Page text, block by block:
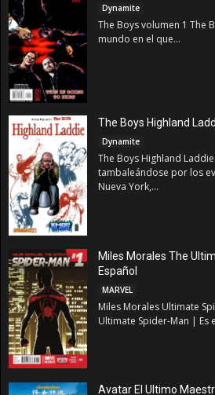
Dynamite
The Boys volumen 1 The
mundo en el que...
The Boys Highland
Dynamite
The Boys Highland
tambaleándose por los
Nueva York,...
Miles Morales The
Español
MARVEL
Miles Morales Ultimate
Ultimate Spider-Man | Es
Avatar El Ultimo